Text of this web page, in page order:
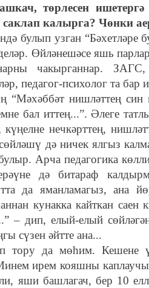
төрлесен
саклап калырга? Чөнки
булып узган “Бәхетләре
Өйләнешәсеяшь
чакырганнар.
педагог-психолог та бар
нишләттең син
бал иттең...”. Әлеге
нечкәрттең,
дә ничек ялгыз
Арча педагогика
дә битараф
да яманламагыз, ана
кунакка кайткан
– дип, елый-елый
сүзен әйтте ана...
тору да мөһим. Кешене
ирем кояшны
яши башлагач, бер 10